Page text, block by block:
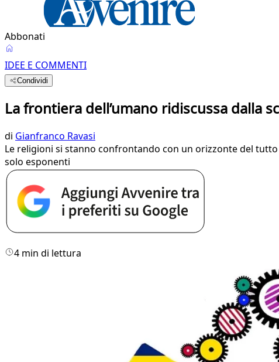
Abbonati
IDEE E COMMENTI
Condividi
La frontiera dell’umano ridiscussa dalla
di Gianfranco Ravasi
Le religioni si stanno confrontando con un orizzonte del
solo esponenti
4 min di lettura